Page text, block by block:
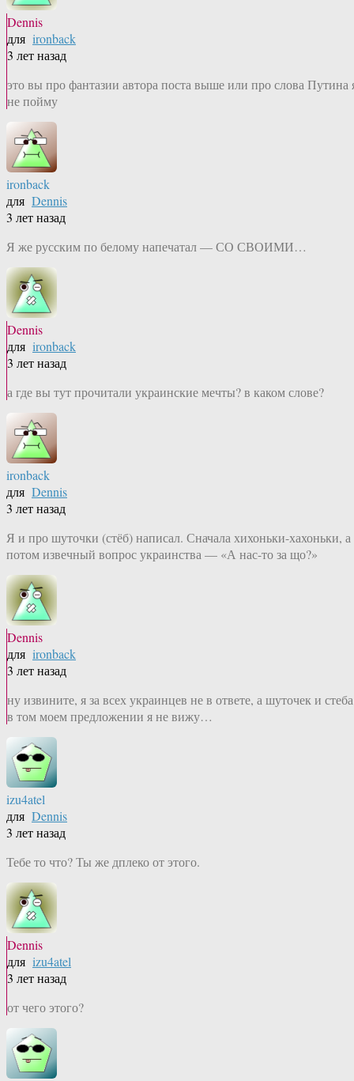
Dennis
для ironback
3 лет назад
это вы про фантазии автора поста выше или про слова Путина
не пойму
ironback
для Dennis
3 лет назад
Я же русским по белому напечатал — СО СВОИМИ…
Dennis
для ironback
3 лет назад
а где вы тут прочитали украинские мечты? в каком слове?
ironback
для Dennis
3 лет назад
Я и про шуточки (стёб) написал. Сначала хихоньки-хахоньки, а
потом извечный вопрос украинства — «А нас-то за що?»
Dennis
для ironback
3 лет назад
ну извините, я за всех украинцев не в ответе, а шуточек и стеба
в том моем предложении я не вижу…
izu4atel
для Dennis
3 лет назад
Тебе то что? Ты же дплеко от этого.
Dennis
для izu4atel
3 лет назад
от чего этого?